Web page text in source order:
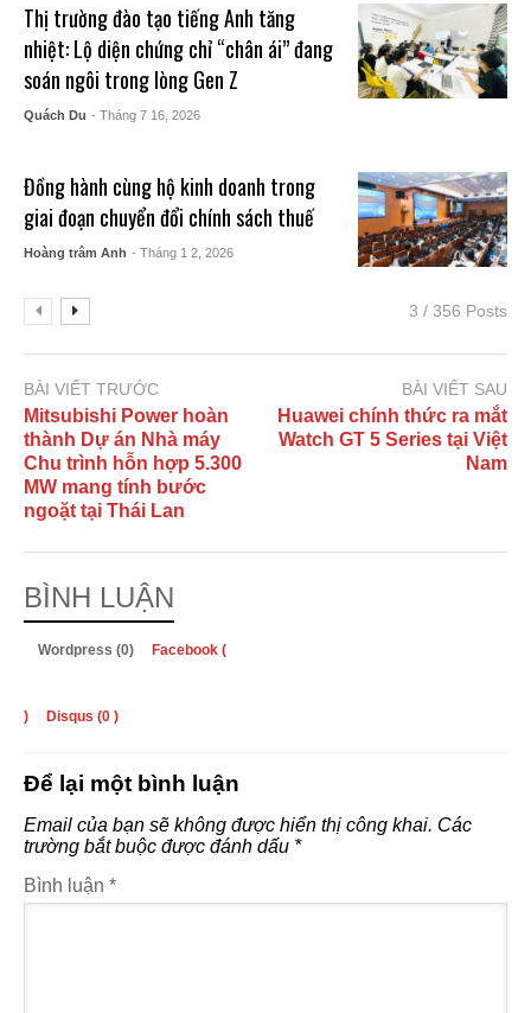
Thị trường đào tạo tiếng Anh tăng
nhiệt: Lộ diện chứng chỉ “chân ái” đang
soán ngôi trong lòng Gen Z
Quách Du - Tháng 7 16, 2026
Đồng hành cùng hộ kinh doanh trong
giai đoạn chuyển đổi chính sách thuế
Hoàng trâm Anh - Tháng 1 2, 2026
3 / 356 Posts
BÀI VIẾT TRƯỚC
Mitsubishi Power hoàn
thành Dự án Nhà máy
Chu trình hỗn hợp 5.300
MW mang tính bước
ngoặt tại Thái Lan
BÀI VIẾT SAU
Huawei chính thức ra mắt
Watch GT 5 Series tại Việt
Nam
BÌNH LUẬN
Wordpress (0) Facebook (
) Disqus (0 )
Để lại một bình luận
Email của bạn sẽ không được hiển thị công khai. Các
trường bắt buộc được đánh dấu *
Bình luận *